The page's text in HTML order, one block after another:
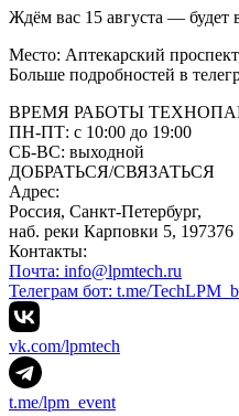
Ждём вас 15 августа — будет
Место: Аптекарский
Больше подробностей в
ВРЕМЯ РАБОТЫ
ПН-ПТ: с 10:00 до 19:00
CБ-ВС: выходной
ДОБРАТЬСЯ/СВЯЗАТЬСЯ
Адрес:
Россия, Санкт-Петербург,
наб. реки Карповки 5, 197376
Контакты:
Почта: info@lpmtech.ru
Телеграм бот: t.me/
vk.com/lpmtech
t.me/lpm_event